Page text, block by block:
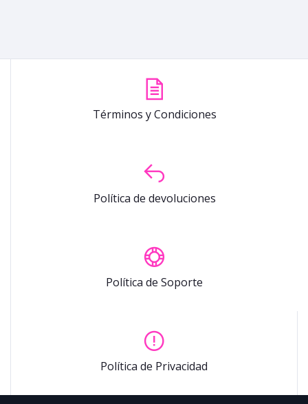
Términos y Condiciones
Política de devoluciones
Política de Soporte
Política de Privacidad